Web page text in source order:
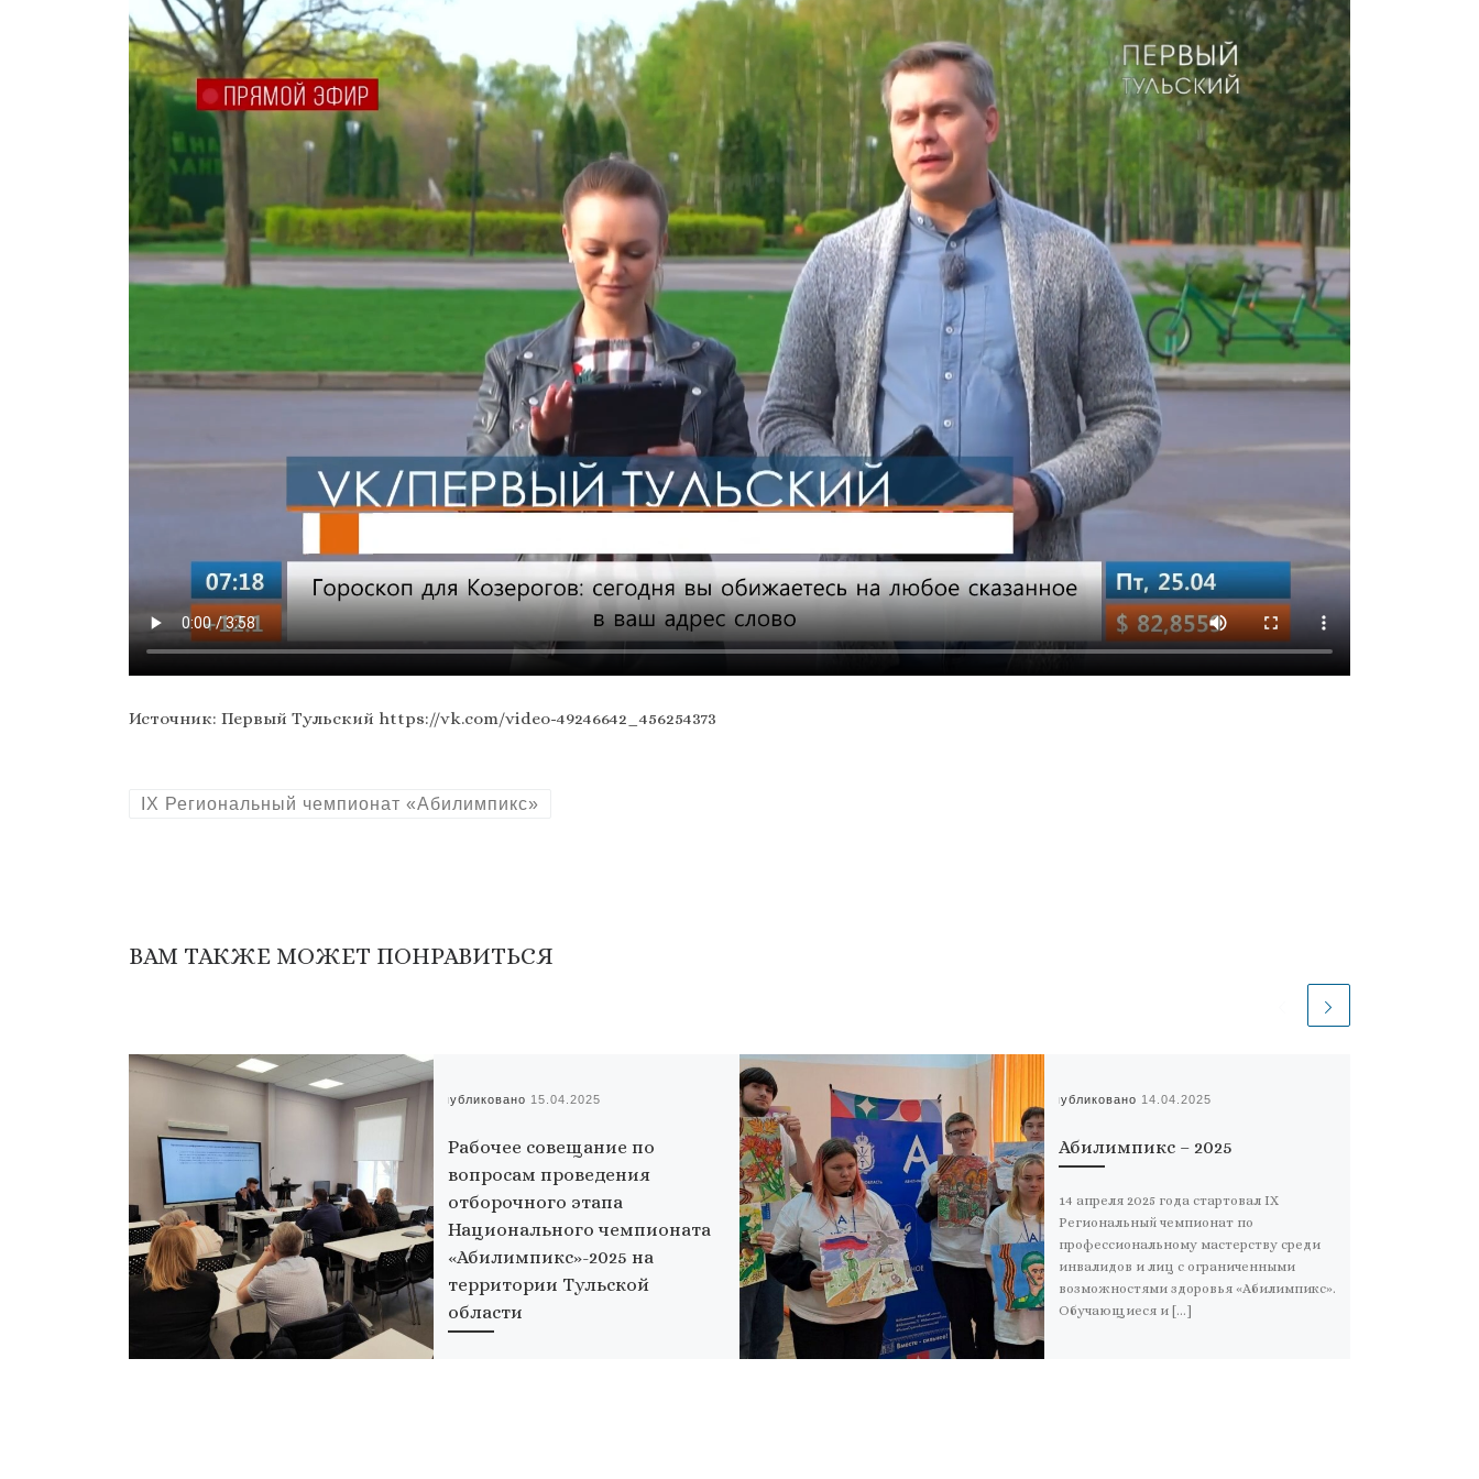
Источник: Первый Тульский https://vk.com/video-49246642_456254373
IX Региональный чемпионат «Абилимпикс»
ВАМ ТАКЖЕ МОЖЕТ ПОНРАВИТЬСЯ
Опубликовано 15.04.2025
Рабочее совещание по
вопросам проведения
отборочного этапа
Национального чемпионата
«Абилимпикс»-2025 на
территории Тульской
области
Опубликовано 14.04.2025
Абилимпикс – 2025
14 апреля 2025 года стартовал IХ
Региональный чемпионат по
профессиональному мастерству среди
инвалидов и лиц с ограниченными
возможностями здоровья «Абилимпикс».
Обучающиеся и […]